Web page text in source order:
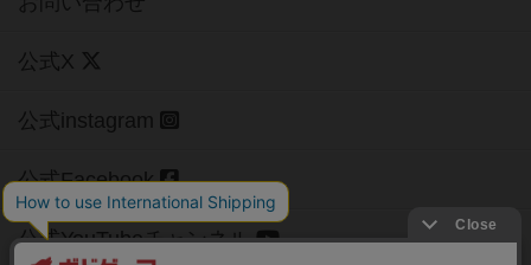
公式X
公式instagram
公式Facebook
公式YouTubeチャンネル